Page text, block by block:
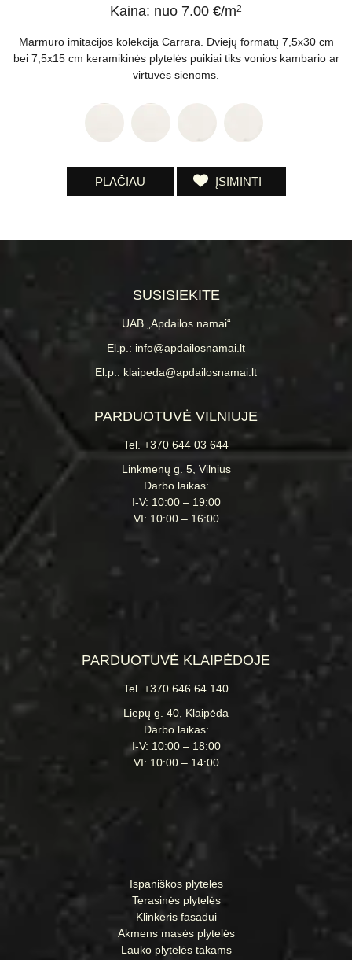
Kaina: nuo 7.00 €/m2
Marmuro imitacijos kolekcija Carrara. Dviejų formatų 7,5x30 cm
bei 7,5x15 cm keramikinės plytelės puikiai tiks vonios kambario ar
virtuvės sienoms.
PLAČIAU ĮSIMINTI
SUSISIEKITE
UAB „Apdailos namai“
El.p.: info@apdailosnamai.lt
El.p.: klaipeda@apdailosnamai.lt
PARDUOTUVĖ VILNIUJE
Tel. +370 644 03 644
Linkmenų g. 5, Vilnius
Darbo laikas:
I-V: 10:00 – 19:00
VI: 10:00 – 16:00
PARDUOTUVĖ KLAIPĖDOJE
Tel. +370 646 64 140
Liepų g. 40, Klaipėda
Darbo laikas:
I-V: 10:00 – 18:00
VI: 10:00 – 14:00
Ispaniškos plytelės
Terasinės plytelės
Klinkeris fasadui
Akmens masės plytelės
Lauko plytelės takams